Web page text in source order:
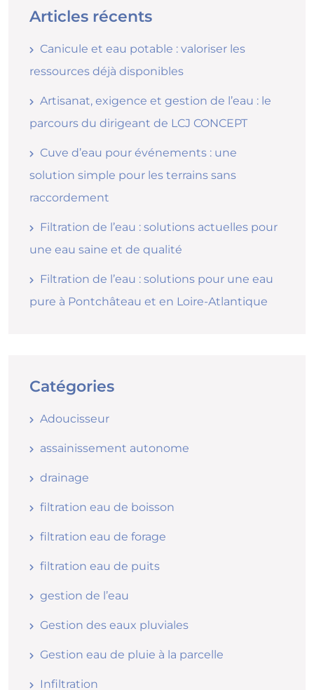
Articles récents
Canicule et eau potable : valoriser les
ressources déjà disponibles
Artisanat, exigence et gestion de l’eau : le
parcours du dirigeant de LCJ CONCEPT
Cuve d’eau pour événements : une
solution simple pour les terrains sans
raccordement
Filtration de l’eau : solutions actuelles pour
une eau saine et de qualité
Filtration de l’eau : solutions pour une eau
pure à Pontchâteau et en Loire-Atlantique
Catégories
Adoucisseur
assainissement autonome
drainage
filtration eau de boisson
filtration eau de forage
filtration eau de puits
gestion de l’eau
Gestion des eaux pluviales
Gestion eau de pluie à la parcelle
Infiltration